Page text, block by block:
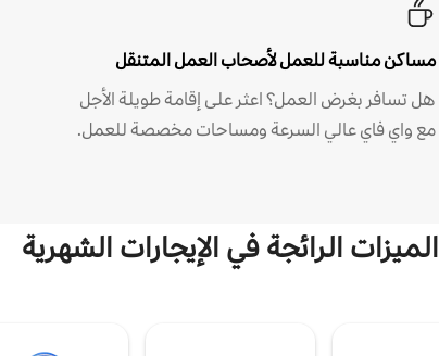
مساكن مناسبة للعمل لأصحاب العمل المتنقل
هل تسافر بغرض العمل؟ اعثر على إقامة طويلة الأجل
مع واي فاي عالي السرعة ومساحات مخصصة للعمل.
الميزات الرائجة في الإيجارات الشهرية